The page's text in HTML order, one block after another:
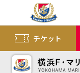
チケット